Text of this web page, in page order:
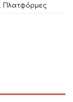
, Πλατφόρμες